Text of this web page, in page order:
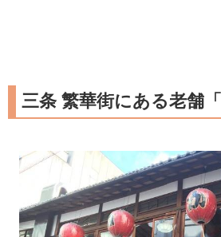
三条 繁華街にある老舗